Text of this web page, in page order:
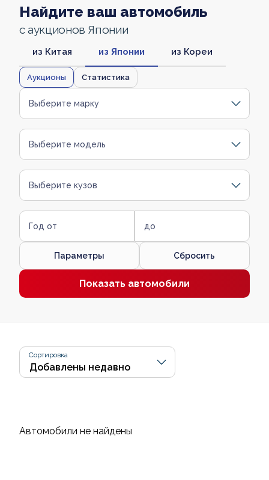
Найдите ваш автомобиль
с аукционов Японии
из Китая из Японии из Кореи
Аукционы Статистика
Выберите марку
Выберите модель
Выберите кузов
Год от до
Параметры Сбросить
Показать автомобили
Сортировка
Автомобили не найдены